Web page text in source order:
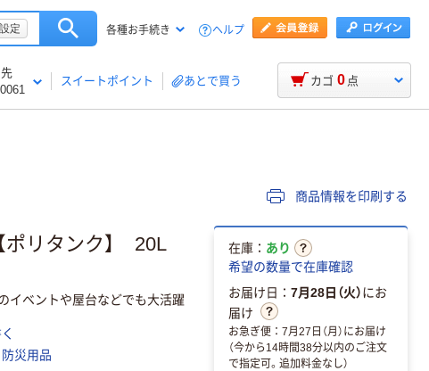
定 各種お手続き ヘルプ
スイートポイント あとで買う カゴ 0 点
商品情報を印刷する
リタンク】 20L
イベントや屋台などでも大活躍
防災用品
在庫： あり
希望の数量で在庫確認
お届け日： 7月28日（火）にお
届け
お急ぎ便：7月27日（月）にお届け
（今から14時間38分以内のご注文
で指定可。追加料金なし）